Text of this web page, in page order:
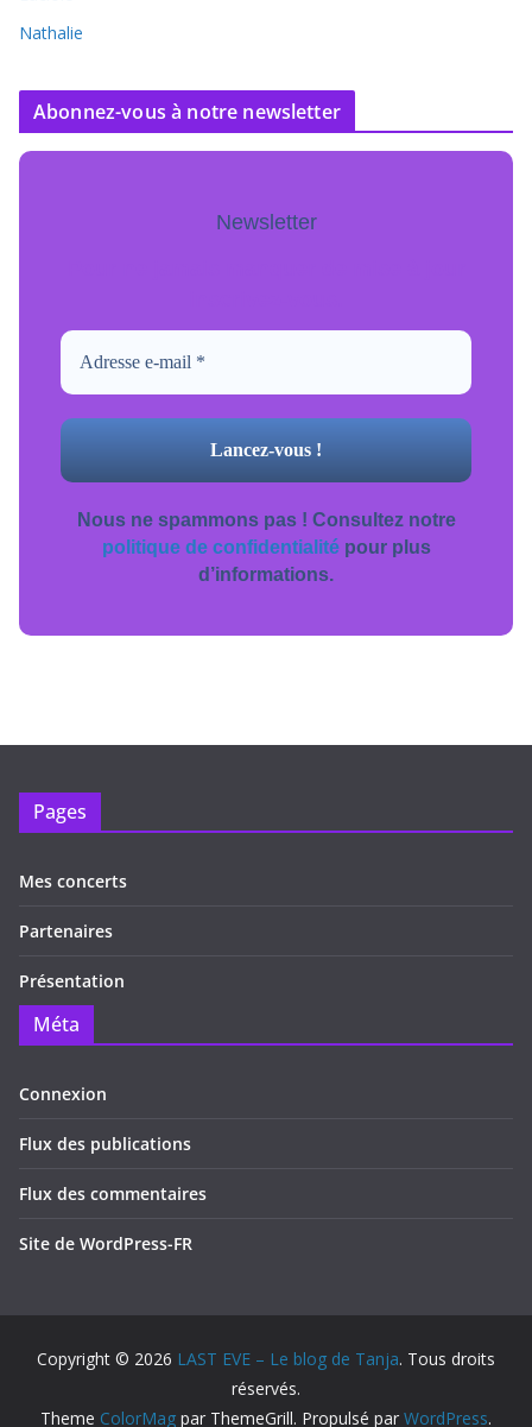
Nathalie
Abonnez-vous à notre newsletter
Newsletter
Nous ne spammons pas ! Consultez notre
politique de confidentialitépour plus
d’informations.
Pages
Mes concerts
Partenaires
Présentation
Méta
Connexion
Flux des publications
Flux des commentaires
Site de WordPress-FR
Copyright © 2026 LAST EVE – Le blog de Tanja. Tous droits
réservés.
Theme ColorMag par ThemeGrill. Propulsé par WordPress.